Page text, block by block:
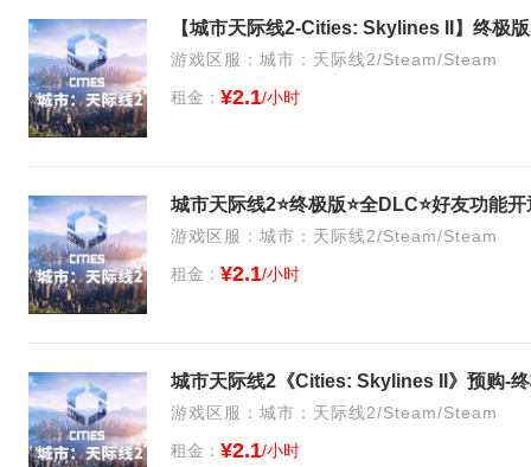
【城市天际线2-Cities: Skylines II】终极
游戏区服：城市：天际线2/Steam/Steam
租金： ¥2.1/小时
城市天际线2⭐终极版⭐全DLC⭐好友功能
游戏区服：城市：天际线2/Steam/Steam
租金： ¥2.1/小时
城市天际线2《Cities: Skylines II》预购-
游戏区服：城市：天际线2/Steam/Steam
租金： ¥2.1/小时